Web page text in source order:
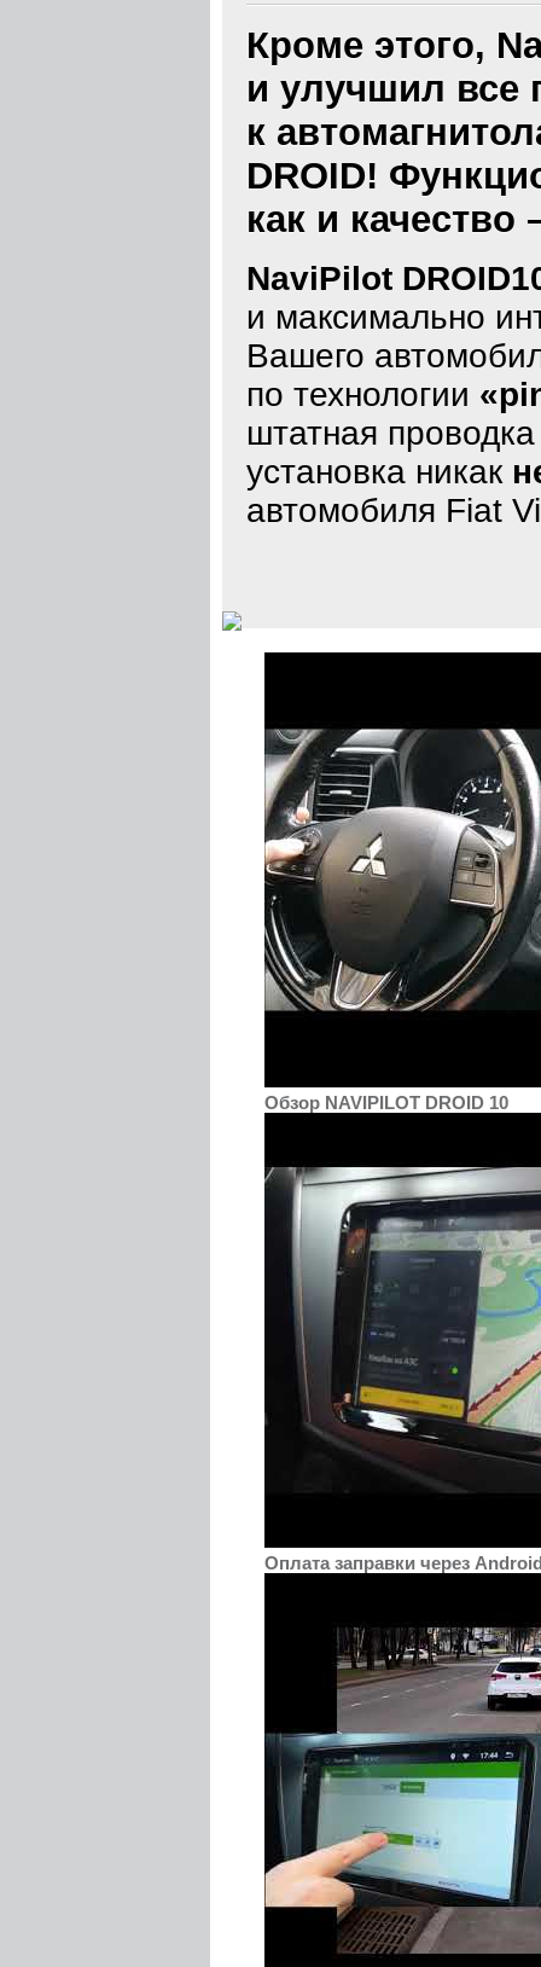
Кроме этого,
и улучшил все
к
DROID!
как и качество
NaviPilot
и максимально
Вашего
по технологии
штатная
установка никак
автомобиля Fiat
Обзор NAVIPILOT DROID 10
Оплата заправки через